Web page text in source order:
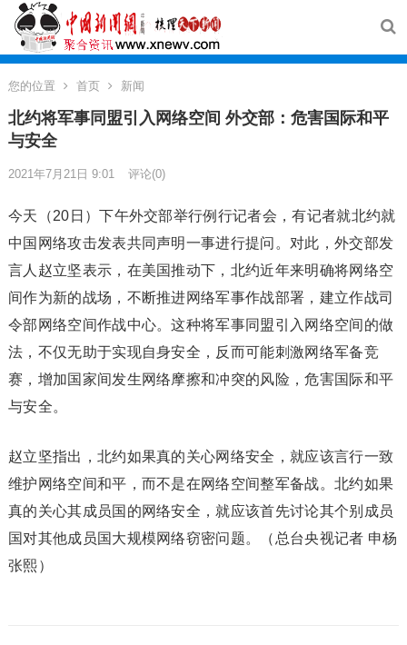
您的位置 首页 新闻
北约将军事同盟引入网络空间 外交部：危害国际和平
与安全
2021年7月21日 9:01 评论(0)
今天（20日）下午外交部举行例行记者会，有记者就北约就
中国网络攻击发表共同声明一事进行提问。对此，外交部发
言人赵立坚表示，在美国推动下，北约近年来明确将网络空
间作为新的战场，不断推进网络军事作战部署，建立作战司
令部网络空间作战中心。这种将军事同盟引入网络空间的做
法，不仅无助于实现自身安全，反而可能刺激网络军备竞
赛，增加国家间发生网络摩擦和冲突的风险，危害国际和平
与安全。
赵立坚指出，北约如果真的关心网络安全，就应该言行一致
维护网络空间和平，而不是在网络空间整军备战。北约如果
真的关心其成员国的网络安全，就应该首先讨论其个别成员
国对其他成员国大规模网络窃密问题。（总台央视记者 申杨
张熙）